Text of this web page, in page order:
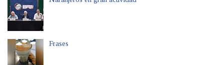
Frases